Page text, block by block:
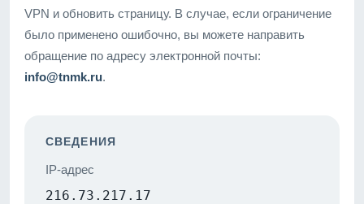
VPN и обновить страницу. В случае, если ограничение
было применено ошибочно, вы можете направить
обращение по адресу электронной почты:
info@tnmk.ru.
СВЕДЕНИЯ
IP-адрес
216.73.217.17